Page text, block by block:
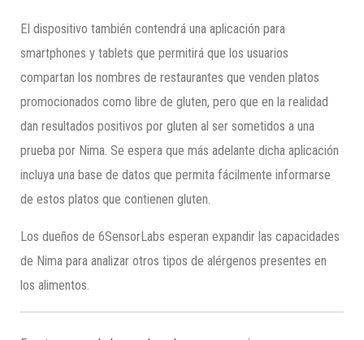
El dispositivo también contendrá una aplicación para
smartphones y tablets que permitirá que los usuarios
compartan los nombres de restaurantes que venden platos
promocionados como libre de gluten, pero que en la realidad
dan resultados positivos por gluten al ser sometidos a una
prueba por Nima. Se espera que más adelante dicha aplicación
incluya una base de datos que permita fácilmente informarse
de estos platos que contienen gluten.
Los dueños de 6SensorLabs esperan expandir las capacidades
de Nima para analizar otros tipos de alérgenos presentes en
los alimentos.